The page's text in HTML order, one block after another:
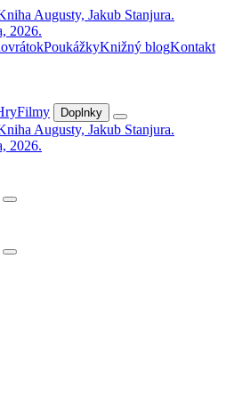
PoukážkyKnižný blogKontakt
Filmy Doplnky